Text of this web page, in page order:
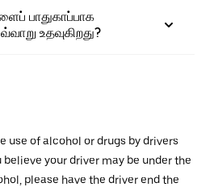
பாதுகாப்பாக
உதவுகிறது?
use of alcohol or drugs by drivers
believe your driver may be under the
please have the driver end the